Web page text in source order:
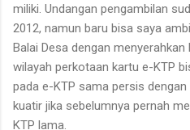
miliki. Undangan pengambilan
2012, namun baru bisa saya
Balai Desa dengan
wilayah perkotaan kartu e-KTP
pada e-KTP sama persis
kuatir jika sebelumnya pernah
KTP lama.